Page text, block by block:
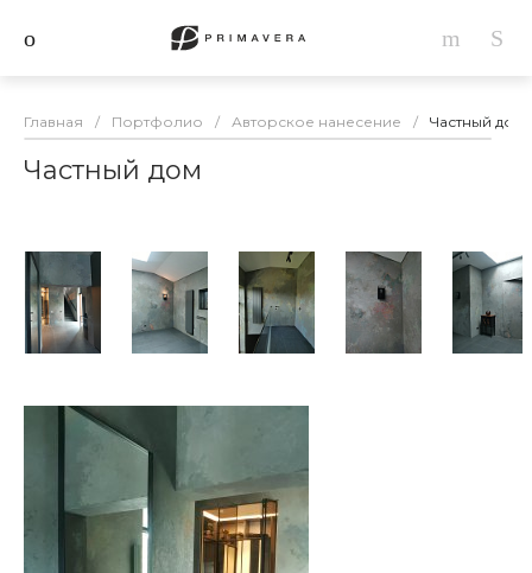
Главная / Портфолио / Авторское нанесение / Частный дом
Частный дом